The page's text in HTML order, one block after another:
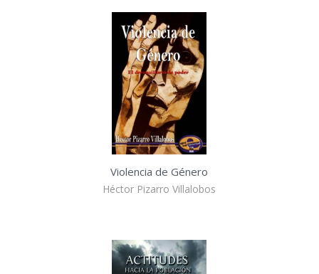
Violencia de Género
Héctor Pizarro Villalobos